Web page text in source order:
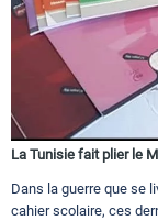
La Tunisie fait plier le
Dans la guerre que se
cahier scolaire, ces